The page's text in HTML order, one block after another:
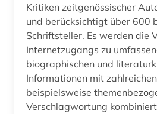
Kritiken zeitgenössischer
und berücksichtigt über 600
Schriftsteller. Es werden die
Internetzugangs zu
biographischen und
Informationen mit
beispielsweise
Verschlagwortung